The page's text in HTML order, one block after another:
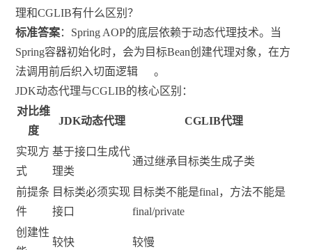
理和CGLIB有什么区别？
标准答案：Spring AOP的底层依赖于动态代理技术。当
Spring容器初始化时，会为目标Bean创建代理对象，在方
法调用前后织入切面逻辑
。
JDK动态代理与CGLIB的核心区别：
对比维
度
JDK动态代理 CGLIB代理
实现方
式
基于接口生成代
理类
通过继承目标类生成子类
前提条
件
目标类必须实现
接口
目标类不能是final，方法不能是
final/private
创建性
较快 较慢